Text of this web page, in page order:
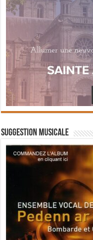
Suggestion musicale